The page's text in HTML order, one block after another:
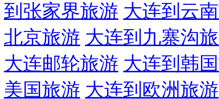
到张家界旅游 大连到云
北京旅游 大连到九寨沟
大连邮轮旅游 大连到韩
美国旅游 大连到欧洲旅游